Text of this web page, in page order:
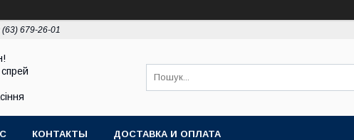
(63) 679-26-01
КОНТАКТЫ ДОСТАВКА И ОПЛАТА